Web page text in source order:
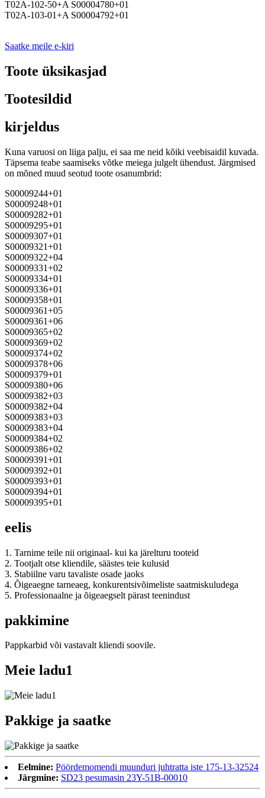
T02A-102-50+A S00004780+01
T02A-103-01+A S00004792+01
Saatke meile e-kiri
Toote üksikasjad
Tootesildid
kirjeldus
Kuna varuosi on liiga palju, ei saa me neid kõiki veebisaidil kuvada.
Täpsema teabe saamiseks võtke meiega julgelt ühendust. Järgmised
on mõned muud seotud toote osanumbrid:
S00009244+01
S00009248+01
S00009282+01
S00009295+01
S00009307+01
S00009321+01
S00009322+04
S00009331+02
S00009334+01
S00009336+01
S00009358+01
S00009361+05
S00009361+06
S00009365+02
S00009369+02
S00009374+02
S00009378+06
S00009379+01
S00009380+06
S00009382+03
S00009382+04
S00009383+03
S00009383+04
S00009384+02
S00009386+02
S00009391+01
S00009392+01
S00009393+01
S00009394+01
S00009395+01
eelis
1. Tarnime teile nii originaal- kui ka järelturu tooteid
2. Tootjalt otse kliendile, säästes teie kulusid
3. Stabiilne varu tavaliste osade jaoks
4. Õigeaegne tarneaeg, konkurentsivõimeliste saatmiskuludega
5. Professionaalne ja õigeaegselt pärast teenindust
pakkimine
Pappkarbid või vastavalt kliendi soovile.
Meie ladu1
Pakkige ja saatke
Eelmine: Pöördemomendi muunduri juhtratta iste 175-13-32524
Järgmine: SD23 pesumasin 23Y-51B-00010